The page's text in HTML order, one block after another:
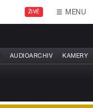
ŽIVĚ MENU
AUDIOARCHIV KAMERY